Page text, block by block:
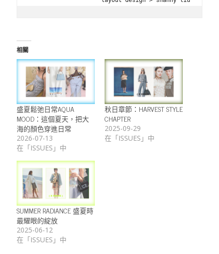
相關
盛夏鬆弛日常AQUA
MOOD：這個夏天，把大
海的顏色穿進日常
2026-07-13
在「ISSUES」中
秋日章節：HARVEST STYLE
CHAPTER
2025-09-29
在「ISSUES」中
SUMMER RADIANCE 盛夏時
最耀眼的綻放
2025-06-12
在「ISSUES」中